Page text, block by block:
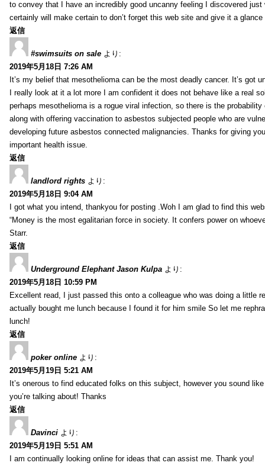
to convey that I have an incredibly good uncanny feeling I discovered
certainly will make certain to don’t forget this web site and give it a
返信
#swimsuits on sale より:
2019年5月18日 7:26 AM
It’s my belief that mesothelioma can be the most deadly cancer. It’s got
I really look at it a lot more I am confident it does not behave like a real
perhaps mesothelioma is a rogue viral infection, so there is the
along with offering vaccination to asbestos subjected people who are
developing future asbestos connected malignancies. Thanks for giving
important health issue.
返信
landlord rights より:
2019年5月18日 9:04 AM
I got what you intend, thankyou for posting .Woh I am glad to find this
“Money is the most egalitarian force in society. It confers power on
Starr.
返信
Underground Elephant Jason Kulpa より:
2019年5月18日 10:59 PM
Excellent read, I just passed this onto a colleague who was doing a little
actually bought me lunch because I found it for him smile So let me
lunch!
返信
poker online より:
2019年5月19日 5:21 AM
It’s onerous to find educated folks on this subject, however you sound
you’re talking about! Thanks
返信
Davinci より:
2019年5月19日 5:51 AM
I am continually looking online for ideas that can assist me. Thank you!